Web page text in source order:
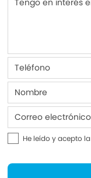
He leído y acepto la